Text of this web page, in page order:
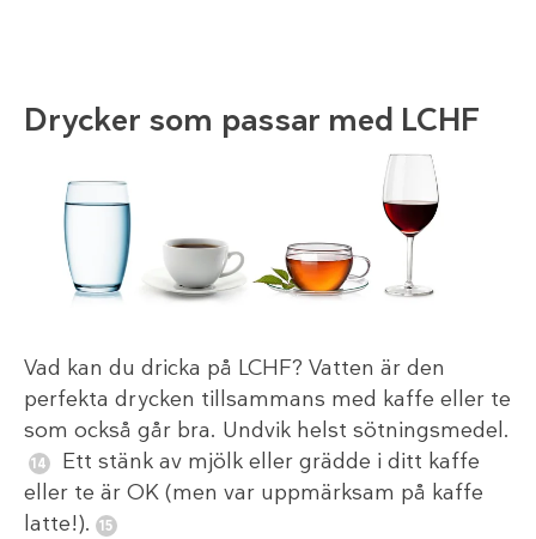
Drycker som passar med LCHF
Vad kan du dricka på LCHF? Vatten är den
perfekta drycken tillsammans med kaffe eller te
som också går bra. Undvik helst sötningsmedel.
Ett stänk av mjölk eller grädde i ditt kaffe
eller te är OK (men var uppmärksam på kaffe
latte!).